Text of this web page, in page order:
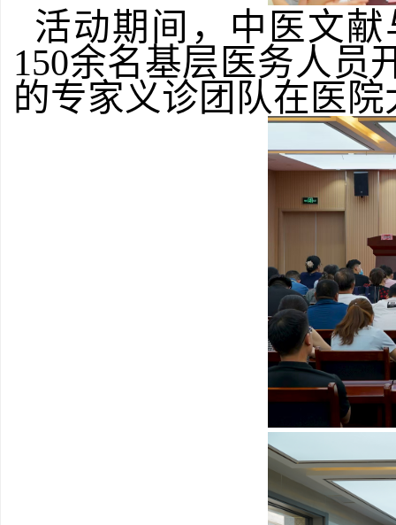
活动期间，中医文
150余名基层医务人员
的专家义诊团队在医